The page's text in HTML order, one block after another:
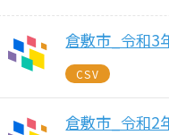
倉敷市_令和3
CSV
倉敷市_令和2